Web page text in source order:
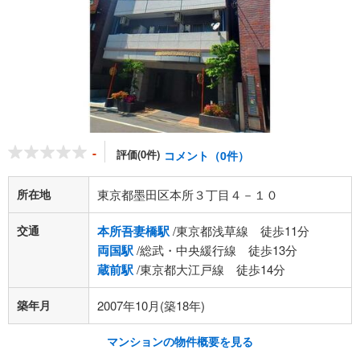
- 評価(0件) コメント（0件）
所在地 東京都墨田区本所３丁目４－１０
交通 本所吾妻橋駅/東京都浅草線 徒歩11分
両国駅/総武・中央緩行線 徒歩13分
蔵前駅/東京都大江戸線 徒歩14分
築年月 2007年10月(築18年)
マンションの物件概要を見る